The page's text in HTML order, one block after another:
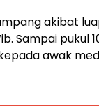
akibat
Sampai pukul
awak